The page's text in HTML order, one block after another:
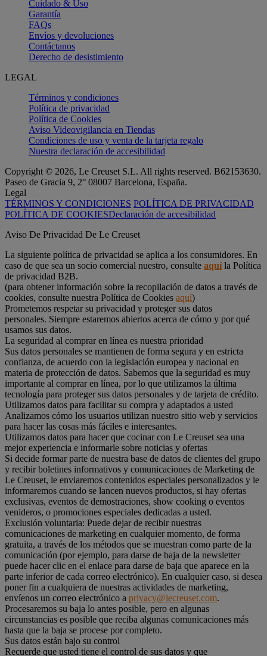
Cuidado & Uso
Garantía
FAQs
Envíos y devoluciones
Contáctanos
Derecho de desistimiento
LEGAL
Términos y condiciones
Política de privacidad
Política de Cookies
Aviso Videovigilancia en Tiendas
Condiciones de uso y venta de la tarjeta regalo
Nuestra declaración de accesibilidad
Copyright © 2026, Le Creuset S.L. All rights reserved. B62153630.
Paseo de Gracia 9, 2° 08007 Barcelona, España.
Legal
TÉRMINOS Y CONDICIONES POLÍTICA DE PRIVACIDAD
POLÍTICA DE COOKIESDeclaración de accesibilidad
Aviso De Privacidad De Le Creuset
La siguiente política de privacidad se aplica a los consumidores. En
caso de que sea un socio comercial nuestro, consulte aquíla Política
de privacidad B2B.
(para obtener información sobre la recopilación de datos a través de
cookies, consulte nuestra Política de Cookies aquí)
Prometemos respetar su privacidad y proteger sus datos
personales. Siempre estaremos abiertos acerca de cómo y por qué
usamos sus datos.
La seguridad al comprar en línea es nuestra prioridad
Sus datos personales se mantienen de forma segura y en estricta
confianza, de acuerdo con la legislación europea y nacional en
materia de protección de datos. Sabemos que la seguridad es muy
importante al comprar en línea, por lo que utilizamos la última
tecnología para proteger sus datos personales y de tarjeta de crédito.
Utilizamos datos para facilitar su compra y adaptados a usted
Analizamos cómo los usuarios utilizan nuestro sitio web y servicios
para hacer las cosas más fáciles e interesantes.
Utilizamos datos para hacer que cocinar con Le Creuset sea una
mejor experiencia e informarle sobre noticias y ofertas
Si decide formar parte de nuestra base de datos de clientes del grupo
y recibir boletines informativos y comunicaciones de Marketing de
Le Creuset, le enviaremos contenidos especiales personalizados y le
informaremos cuando se lancen nuevos productos, si hay ofertas
exclusivas, eventos de demostraciones, show cooking o eventos
venideros, o promociones especiales dedicadas a usted.
Exclusión voluntaria: Puede dejar de recibir nuestras
comunicaciones de marketing en cualquier momento, de forma
gratuita, a través de los métodos que se muestran como parte de la
comunicación (por ejemplo, para darse de baja de la newsletter
puede hacer clic en el enlace para darse de baja que aparece en la
parte inferior de cada correo electrónico). En cualquier caso, si desea
poner fin a cualquiera de nuestras actividades de marketing,
envíenos un correo electrónico a privacy@lecreuset.com.
Procesaremos su baja lo antes posible, pero en algunas
circunstancias es posible que reciba algunas comunicaciones más
hasta que la baja se procese por completo.
Sus datos están bajo su control
Recuerde que usted tiene el control de sus datos y que